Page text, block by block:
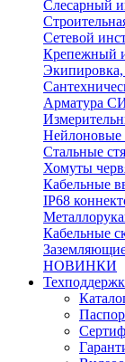
Слесарный
Сетевой
Крепежный
Экипировка,
Арматура
Нейлоновые
Стальные
Хомуты
Кабельные
IP68
Кабельные
НОВИНКИ